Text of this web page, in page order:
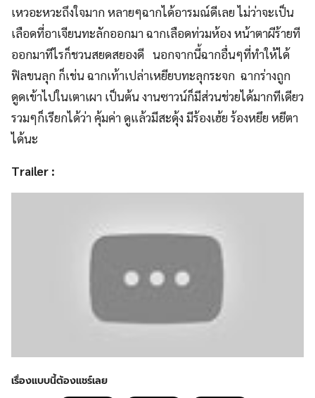
เหวอะหวะถึงใจมาก หลายๆฉากได้อารมณ์ดีเลย ไม่ว่าจะเป็น
เลือดที่อาเจียนทะลักออกมา ฉากเลือดท่วมห้อง หน้าตาผีร้ายที
ออกมาทีไรก็ชวนสยดสยองดี นอกจากนี้ฉากอื่นๆที่ทำให้ได้
ฟิลขนลุก ก็เช่น ฉากเท้าเปล่าเหยียบทะลุกระจก ฉากร่างถูก
ดูดเข้าไปในเตาเผา เป็นต้น งานซาวน์ก็มีส่วนช่วยได้มากทีเดียว
รวมๆก็เรียกได้ว่า คุ้มค่า ดูแล้วมีสะดุ้ง มีร้องเฮ้ย ร้องหยึย หยีตา
ได้นะ
Trailer :